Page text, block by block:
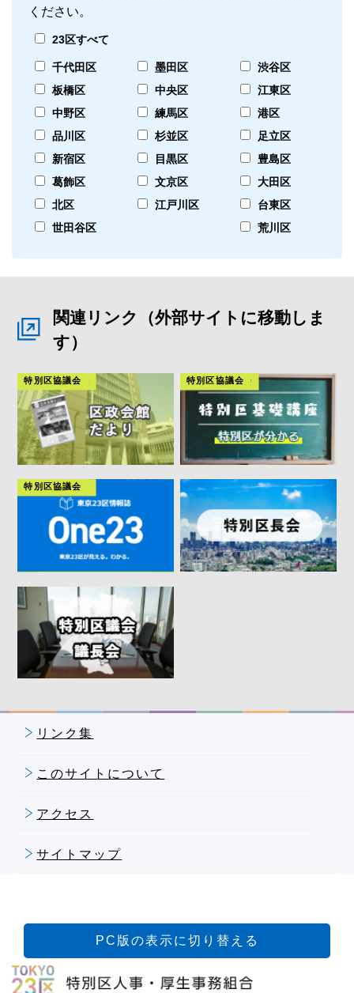
ください。
23区すべて
千代田区 墨田区
渋谷区
板橋区
中央区
江東区
中野区
練馬区
港区
品川区
杉並区
足立区
新宿区
目黒区
豊島区
葛飾区
文京区
大田区
北区
江戸川区
台東区
世田谷区
荒川区
関連リンク（外部サイトに移動しま
す）
特別区協議会 特別区協議会
特別区協議会
リンク集
このサイトについて
アクセス
サイトマップ
PC版の表示に切り替える
特別区人事・厚生事務組合